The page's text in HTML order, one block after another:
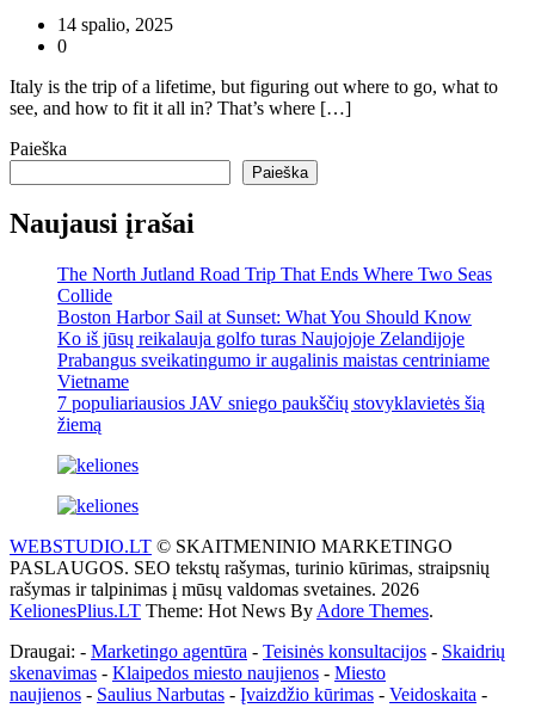
14 spalio, 2025
0
Italy is the trip of a lifetime, but figuring out where to go, what to
see, and how to fit it all in? That’s where […]
Paieška
Paieška
Naujausi įrašai
The North Jutland Road Trip That Ends Where Two Seas
Collide
Boston Harbor Sail at Sunset: What You Should Know
Ko iš jūsų reikalauja golfo turas Naujojoje Zelandijoje
Prabangus sveikatingumo ir augalinis maistas centriniame
Vietname
7 populiariausios JAV sniego paukščių stovyklavietės šią
žiemą
WEBSTUDIO.LT © SKAITMENINIO MARKETINGO
PASLAUGOS. SEO tekstų rašymas, turinio kūrimas, straipsnių
rašymas ir talpinimas į mūsų valdomas svetaines. 2026
KelionesPlius.LT Theme: Hot News By Adore Themes.
Draugai: - Marketingo agentūra - Teisinės konsultacijos - Skaidrių
skenavimas - Klaipedos miesto naujienos - Miesto
naujienos - Saulius Narbutas - Įvaizdžio kūrimas - Veidoskaita -